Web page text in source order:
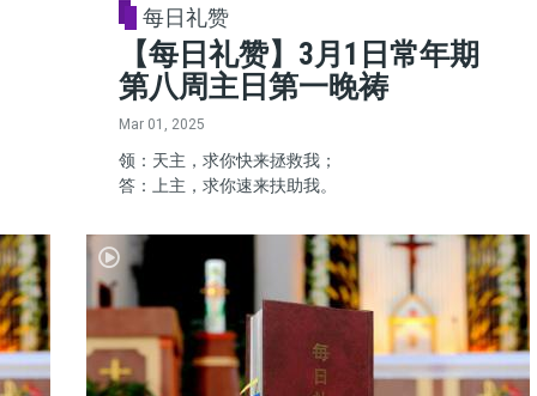
每日礼赞
【每日礼赞】3月1日常年期
第八周主日第一晚祷
Mar 01, 2025
领：天主，求你快来拯救我；
答：上主，求你速来扶助我。